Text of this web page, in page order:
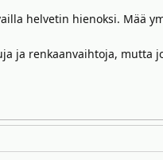
helvetin hienoksi. Mää
ja renkaanvaihtoja, mutta